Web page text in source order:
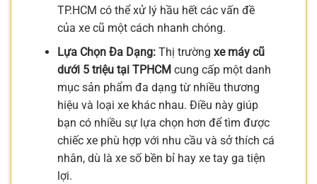
TP.HCM có thể xử lý hầu hết các vấn đề
của xe cũ một cách nhanh chóng.
Lựa Chọn Đa Dạng:Thị trường xe máy cũ
dưới 5 triệu tại TPHCM cung cấp một danh
mục sản phẩm đa dạng từ nhiều thương
hiệu và loại xe khác nhau. Điều này giúp
bạn có nhiều sự lựa chọn hơn để tìm được
chiếc xe phù hợp với nhu cầu và sở thích cá
nhân, dù là xe số bền bỉ hay xe tay ga tiện
lợi.